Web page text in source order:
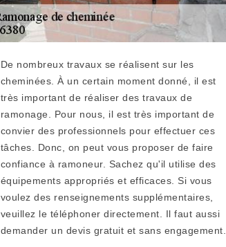
De nombreux travaux se réalisent sur les
cheminées. À un certain moment donné, il est
très important de réaliser des travaux de
ramonage. Pour nous, il est très important de
convier des professionnels pour effectuer ces
tâches. Donc, on peut vous proposer de faire
confiance à ramoneur. Sachez qu'il utilise des
équipements appropriés et efficaces. Si vous
voulez des renseignements supplémentaires,
veuillez le téléphoner directement. Il faut aussi
demander un devis gratuit et sans engagement.